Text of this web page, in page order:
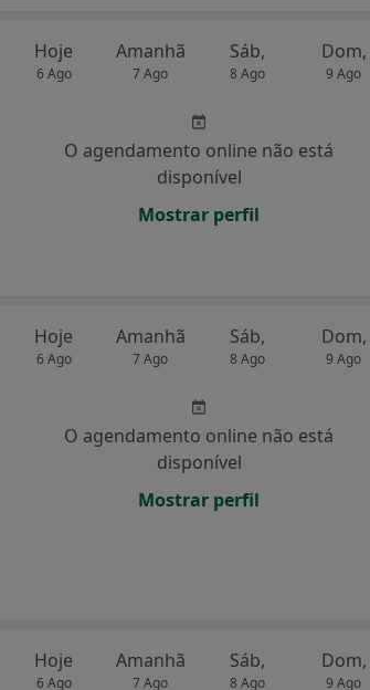
Hoje
6 Ago
Amanhã
7 Ago
Sáb,
8 Ago
Dom,
9 Ago
O agendamento online não está
disponível
Mostrar perfil
Hoje
6 Ago
Amanhã
7 Ago
Sáb,
8 Ago
Dom,
9 Ago
O agendamento online não está
disponível
Mostrar perfil
Hoje
6 Ago
Amanhã
7 Ago
Sáb,
8 Ago
Dom,
9 Ago